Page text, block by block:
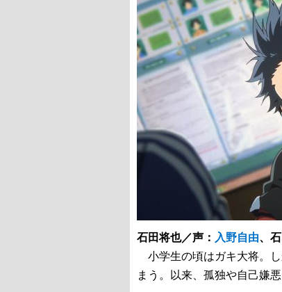
石田将也／声： 入野自由、
小学生の頃はガキ大将。
まう。以来、孤独や自己嫌